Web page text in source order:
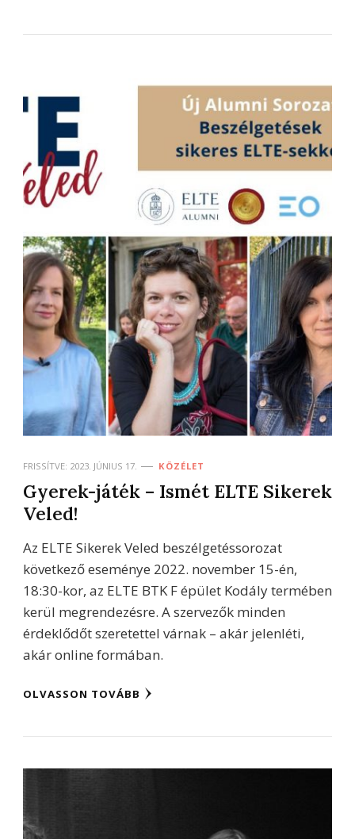
FRISSÍTVE: 2023. JÚNIUS 17. KÖZÉLET
Gyerek-játék – Ismét ELTE Sikerek
Veled!
Az ELTE Sikerek Veled beszélgetéssorozat
következő eseménye 2022. november 15-én,
18:30-kor, az ELTE BTK F épület Kodály termében
kerül megrendezésre. A szervezők minden
érdeklődőt szeretettel várnak – akár jelenléti,
akár online formában.
OLVASSON TOVÁBB